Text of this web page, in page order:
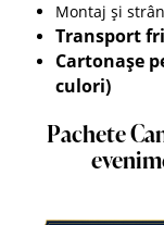
Montaj și
Transport
Cartonașe
culori)
Pachete